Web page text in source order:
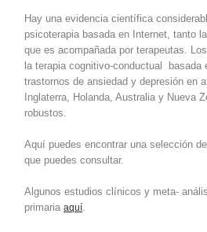
Hay una evidencia científica
psicoterapia basada en Internet, tanto
que es acompañada por terapeutas.
la terapia cognitivo-conductual
trastornos de ansiedad y depresión en
Inglaterra, Holanda, Australia y Nueva
robustos.
Aquí puedes encontrar una selección
que puedes consultar.
Algunos estudios clínicos y meta-
primaria aquí.